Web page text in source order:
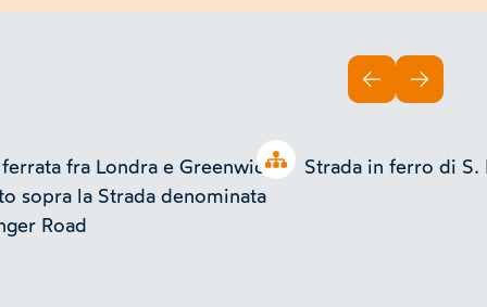
Open tree
fra Londra e Greenwich.
sopra la Strada denominata
Road
Strada in ferro di S.
INDIETROAVANTI